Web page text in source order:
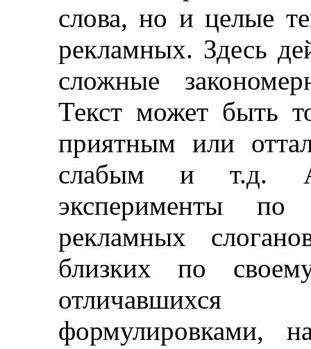
слова, но и целые
рекламных. Здесь
сложные
Текст может быть
приятным или
слабым и т.д.
эксперименты
рекламных
близких по
формулировками,